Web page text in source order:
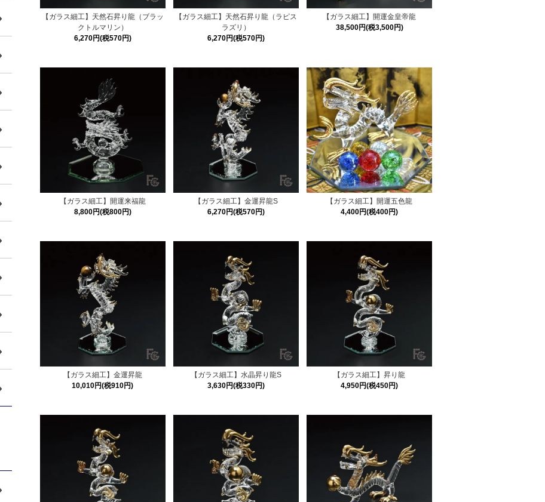
【ガラス細工】天然石昇り龍（ブラッ
クトルマリン）
6,270円(税570円)
【ガラス細工】天然石昇り龍（ラピス
ラズリ）
6,270円(税570円)
【ガラス細工】開運金皇帝龍
38,500円(税3,500円)
【ガラス細工】開運来福龍
8,800円(税800円)
【ガラス細工】金運昇龍S
6,270円(税570円)
【ガラス細工】開運五色龍
4,400円(税400円)
【ガラス細工】金運昇龍
10,010円(税910円)
【ガラス細工】水晶昇り龍S
3,630円(税330円)
【ガラス細工】昇り龍
4,950円(税450円)